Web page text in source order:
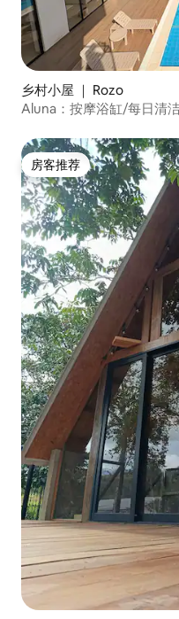
乡村小屋 ｜ Rozo
Aluna：按摩浴缸/每日清
房客推荐
房客推荐